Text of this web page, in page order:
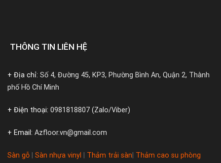
THÔNG TIN LIÊN HỆ
+ Địa chỉ: Số 4, Đường 45, KP3, Phường Bình An, Quận 2, Thành
phố Hồ Chí Minh
+ Điện thoại: 0981818807 (Zalo/Viber)
+ Email: Azfloor.vn@gmail.com
Sàn gỗ Sàn nhựa vinyl Thảm trải sàn Thảm cao su phòng